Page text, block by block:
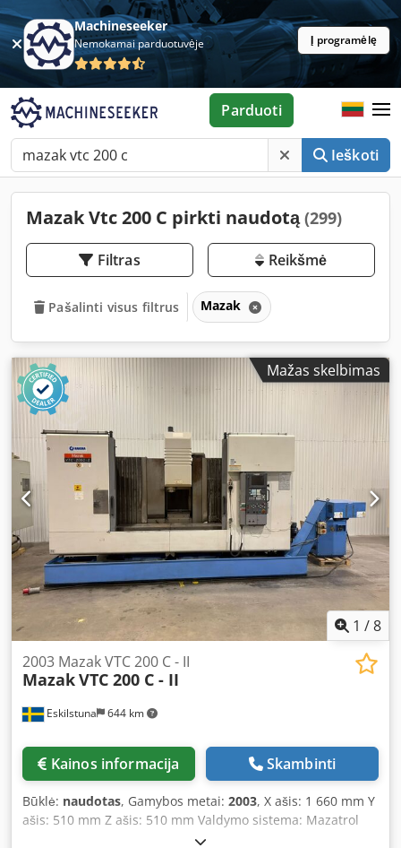
Machineseeker
Nemokamai parduotuvėje Į programėlę
Ieškoti
Parduoti
Mazak Vtc 200 C pirkti naudotą(299)
Filtras Reikšmė
Pašalinti visus filtrus Mazak
Mažas skelbimas
1 /8
Eskilstuna 644 km
2003 Mazak VTC 200 C - II
MazakVTC 200 C - II
Kainos informacija Skambinti
Būklė: naudotas, Gamybos metai: 2003, X ašis: 1 660 mm Y
ašis: 510 mm Z ašis: 510 mm Valdymo sistema: Mazatrol
640M Greito padavimo greitis: 30 000 mm/min Padavimo